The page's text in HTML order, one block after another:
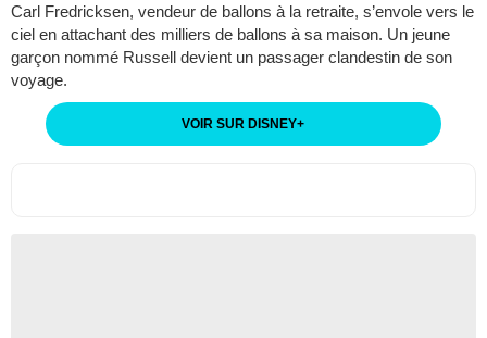
Carl Fredricksen, vendeur de ballons à la retraite, s’envole vers le
ciel en attachant des milliers de ballons à sa maison. Un jeune
garçon nommé Russell devient un passager clandestin de son
voyage.
VOIR SUR DISNEY+